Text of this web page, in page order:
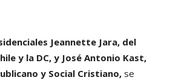
Jeannette Jara, del
y la DC, y José Antonio Kast,
y Social Cristiano, se